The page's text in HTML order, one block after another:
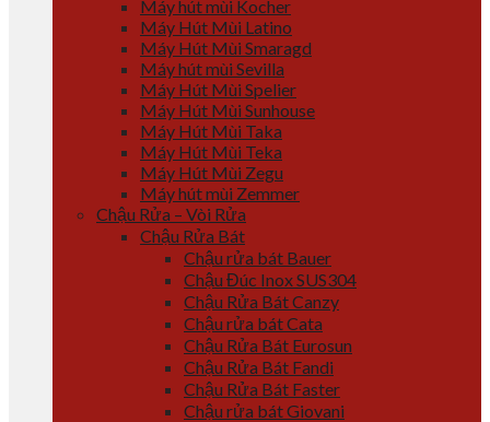
Máy hút mùi Kocher
Máy Hút Mùi Latino
Máy Hút Mùi Smaragd
Máy hút mùi Sevilla
Máy Hút Mùi Spelier
Máy Hút Mùi Sunhouse
Máy Hút Mùi Taka
Máy Hút Mùi Teka
Máy Hút Mùi Zegu
Máy hút mùi Zemmer
Chậu Rửa – Vòi Rửa
Chậu Rửa Bát
Chậu rửa bát Bauer
Chậu Đúc Inox SUS304
Chậu Rửa Bát Canzy
Chậu rửa bát Cata
Chậu Rửa Bát Eurosun
Chậu Rửa Bát Fandi
Chậu Rửa Bát Faster
Chậu rửa bát Giovani